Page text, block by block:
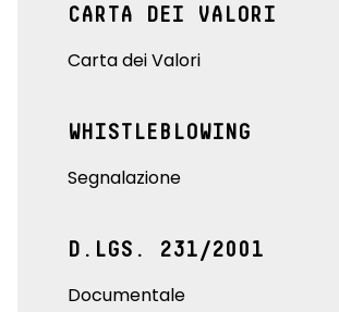
CARTA DEI VALORI
Carta dei Valori
WHISTLEBLOWING
Segnalazione
D.LGS. 231/2001
Documentale